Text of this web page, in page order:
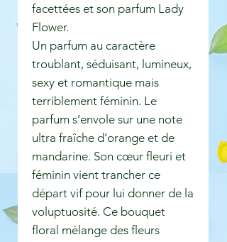
facettées et son parfum Lady
Flower.
Un parfum au caractère
troublant, séduisant, lumineux,
sexy et romantique mais
terriblement féminin. Le
parfum s’envole sur une note
ultra fraîche d’orange et de
mandarine. Son cœur fleuri et
féminin vient trancher ce
départ vif pour lui donner de la
voluptuosité. Ce bouquet
floral mélange des fleurs